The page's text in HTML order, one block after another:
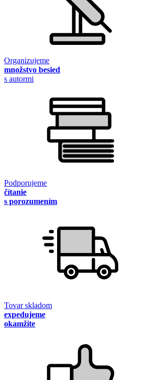
Organizujeme
množstvo besied
s autormi
Podporujeme
čítanie
s porozumením
Tovar skladom
expedujeme
okamžite